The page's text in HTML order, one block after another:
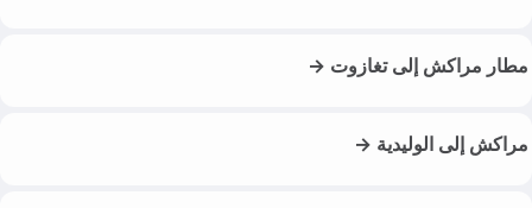
مطار مراكش إلى تغازوت →
مراكش إلى الوليدية →